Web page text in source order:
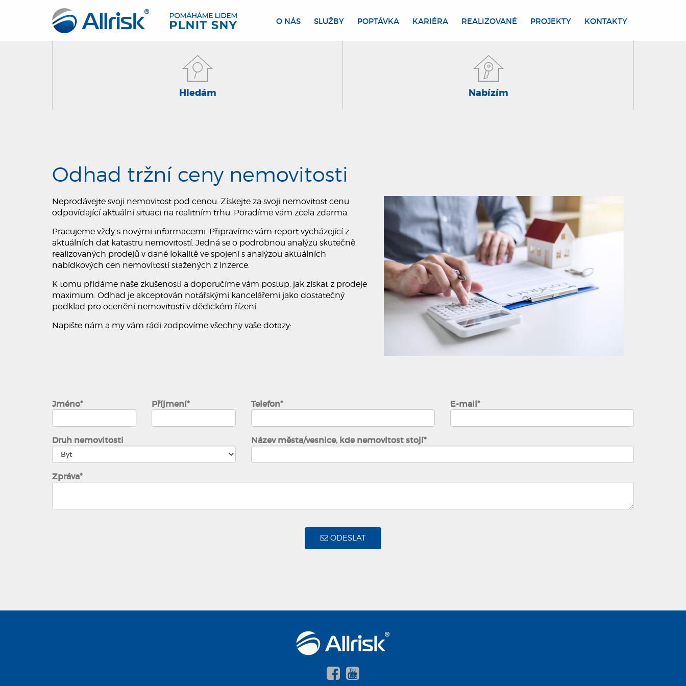
O NÁS SLUŽBY POPTÁVKA KARIÉRA REALIZOVANÉ PROJEKTY KONTAKTY
Hledám Nabízím
Odhad tržní ceny nemovitosti
Neprodávejte svoji nemovitost pod cenou. Získejte za svoji nemovitost cenu
odpovídající aktuální situaci na realitním trhu. Poradíme vám zcela zdarma.
Pracujeme vždy s novými informacemi. Připravíme vám report vycházející z
aktuálních dat katastru nemovitostí. Jedná se o podrobnou analýzu skutečně
realizovaných prodejů v dané lokalitě ve spojení s analýzou aktuálních
nabídkových cen nemovitostí stažených z inzerce.
K tomu přidáme naše zkušenosti a doporučíme vám postup, jak získat z prodeje
maximum. Odhad je akceptován notářskými kancelářemi jako dostatečný
podklad pro ocenění nemovitostí v dědickém řízení.
Napište nám a my vám rádi zodpovíme všechny vaše dotazy:
Jméno* Příjmení* Telefon* E-mail*
Druh nemovitosti Název města/vesnice, kde nemovitost stojí*
Zpráva*
ODESLAT